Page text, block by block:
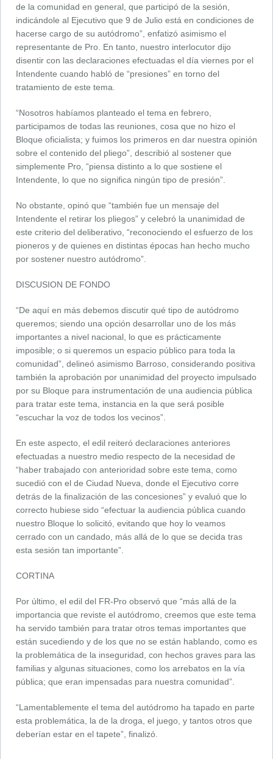
de la comunidad en general, que participó de la sesión,
indicándole al Ejecutivo que 9 de Julio está en condiciones de
hacerse cargo de su autódromo”, enfatizó asimismo el
representante de Pro. En tanto, nuestro interlocutor dijo
disentir con las declaraciones efectuadas el día viernes por el
Intendente cuando habló de “presiones” en torno del
tratamiento de este tema.
“Nosotros habíamos planteado el tema en febrero,
participamos de todas las reuniones, cosa que no hizo el
Bloque oficialista; y fuimos los primeros en dar nuestra opinión
sobre el contenido del pliego”, describió al sostener que
simplemente Pro, “piensa distinto a lo que sostiene el
Intendente, lo que no significa ningún tipo de presión”.
No obstante, opinó que “también fue un mensaje del
Intendente el retirar los pliegos” y celebró la unanimidad de
este criterio del deliberativo, “reconociendo el esfuerzo de los
pioneros y de quienes en distintas épocas han hecho mucho
por sostener nuestro autódromo”.
DISCUSION DE FONDO
“De aquí en más debemos discutir qué tipo de autódromo
queremos; siendo una opción desarrollar uno de los más
importantes a nivel nacional, lo que es prácticamente
imposible; o si queremos un espacio público para toda la
comunidad”, delineó asimismo Barroso, considerando positiva
también la aprobación por unanimidad del proyecto impulsado
por su Bloque para instrumentación de una audiencia pública
para tratar este tema, instancia en la que será posible
“escuchar la voz de todos los vecinos”.
En este aspecto, el edil reiteró declaraciones anteriores
efectuadas a nuestro medio respecto de la necesidad de
“haber trabajado con anterioridad sobre este tema, como
sucedió con el de Ciudad Nueva, donde el Ejecutivo corre
detrás de la finalización de las concesiones” y evaluó que lo
correcto hubiese sido “efectuar la audiencia pública cuando
nuestro Bloque lo solicitó, evitando que hoy lo veamos
cerrado con un candado, más allá de lo que se decida tras
esta sesión tan importante”.
CORTINA
Por último, el edil del FR-Pro observó que “más allá de la
importancia que reviste el autódromo, creemos que este tema
ha servido también para tratar otros temas importantes que
están sucediendo y de los que no se están hablando, como es
la problemática de la inseguridad, con hechos graves para las
familias y algunas situaciones, como los arrebatos en la vía
pública; que eran impensadas para nuestra comunidad”.
“Lamentablemente el tema del autódromo ha tapado en parte
esta problemática, la de la droga, el juego, y tantos otros que
deberían estar en el tapete”, finalizó.